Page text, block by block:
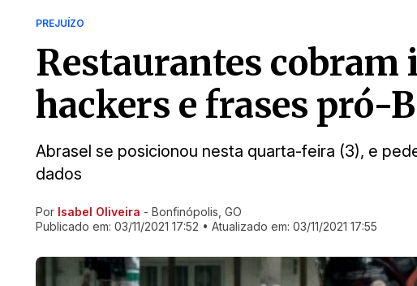
PREJUÍZO
Restaurantes cobram
hackers e frases pró-
Abrasel se posicionou nesta quarta-feira (3), e
dados
Ir direto pra matéria
Por Isabel Oliveira - Bonfinópolis, GO
Publicado em: 03/11/2021 17:52 • Atualizado em: 03/11/2021 17:55